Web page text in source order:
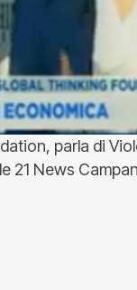
parla di
21 News